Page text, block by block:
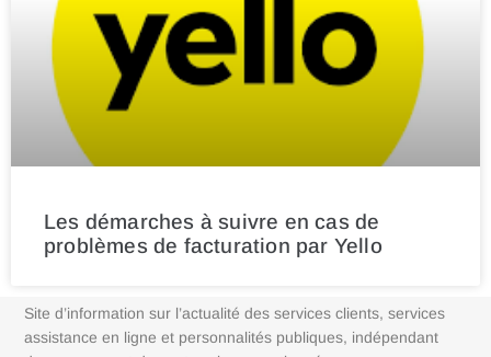
Les démarches à suivre en cas de
problèmes de facturation par Yello
Site d’information sur l’actualité des services clients, services
assistance en ligne et personnalités publiques, indépendant